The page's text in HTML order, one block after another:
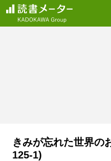
きみが忘れた世界の
125-1)